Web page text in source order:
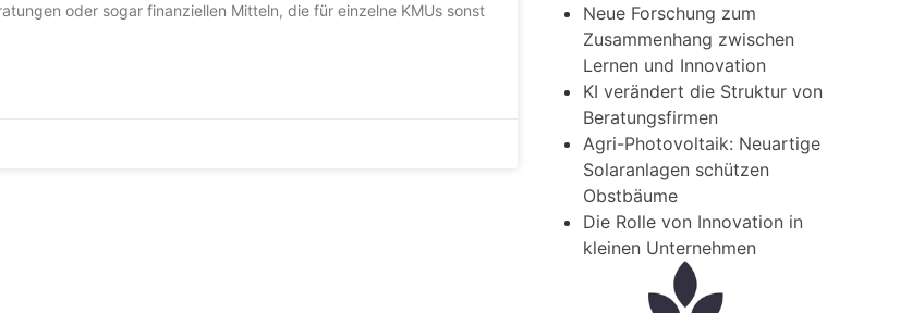
oder sogar finanziellen Mitteln, die für einzelne KMUs sonst
Neue Forschung zum
Zusammenhang zwischen
Lernen und Innovation
KI verändert die Struktur von
Beratungsfirmen
Agri-Photovoltaik: Neuartige
Solaranlagen schützen
Obstbäume
Die Rolle von Innovation in
kleinen Unternehmen